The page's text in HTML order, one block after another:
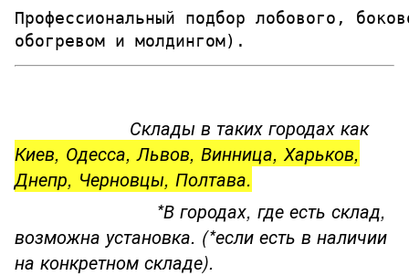
Профессиональный подбор лобового,
обогревом и молдингом).
Склады в таких городах как
Киев, Одесса, Львов, Винница, Харьков,
Днепр, Черновцы, Полтава.
*В городах, где есть склад,
возможна установка. (*если есть в наличии
на конкретном складе).